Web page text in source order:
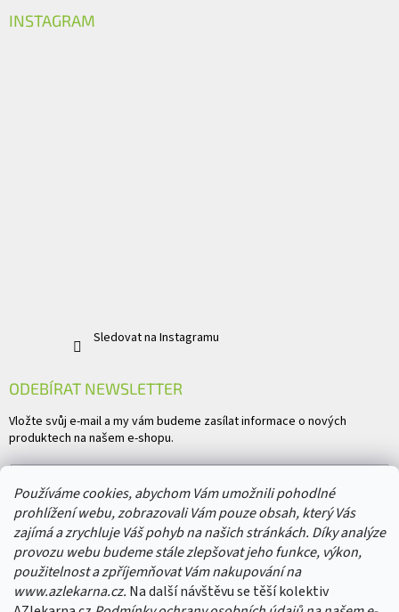
Používáme cookies, abychom Vám umožnili pohodlné
prohlížení webu, zobrazovali Vám pouze obsah, který Vás
zajímá a zrychluje Váš pohyb na našich stránkách. Díky analýze
provozu webu budeme stále zlepšovat jeho funkce, výkon,
použitelnost a zpříjemňovat Vám nakupování na
www.azlekarna.cz. Na další návštěvu se těší kolektiv
INSTAGRAM
Sledovat na Instagramu
ODEBÍRAT NEWSLETTER
Vložte svůj e-mail a my vám budeme zasílat informace o nových
produktech na našem e-shopu.
Vložením e-mailu souhlasíte spodmínkami ochrany osobních údajů
PŘIHLÁSIT SE